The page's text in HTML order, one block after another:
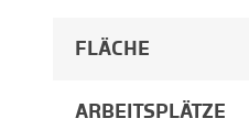
FLÄCHE
ARBEITSPLÄTZE